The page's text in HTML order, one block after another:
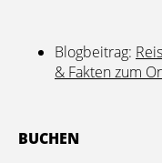
Blogbeitrag:
& Fakten zum
BUCHEN